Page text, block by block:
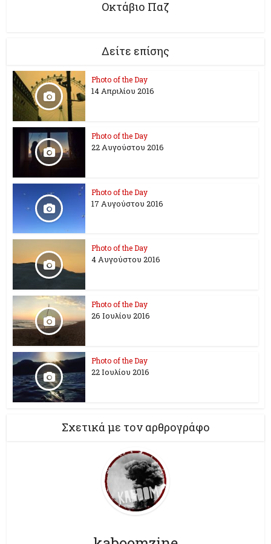
Οκτάβιο Παζ
Δείτε επίσης
Photo of the Day
14 Απριλίου 2016
Photo of the Day
22 Αυγούστου 2016
Photo of the Day
17 Aυγούστου 2016
Photo of the Day
4 Αυγούστου 2016
Photo of the Day
26 Ioυλίου 2016
Photo of the Day
22 Ιουλίου 2016
Σχετικά με τον αρθρογράφο